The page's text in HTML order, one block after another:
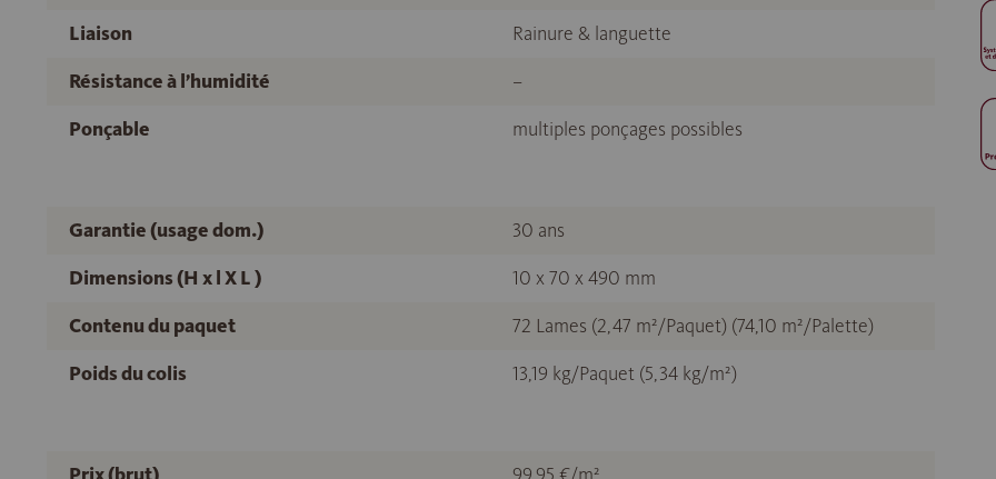
Liaison
Rainure & languette
Résistance à l’humidité
–
Ponçable
multiples ponçages possibles
Garantie (usage dom.)
30 ans
Dimensions (H x l X L )
10 x 70 x 490 mm
Contenu du paquet
72 Lames (2,47 m²/Paquet) (74,10 m²/Palette)
Poids du colis
13,19 kg/Paquet (5,34 kg/m²)